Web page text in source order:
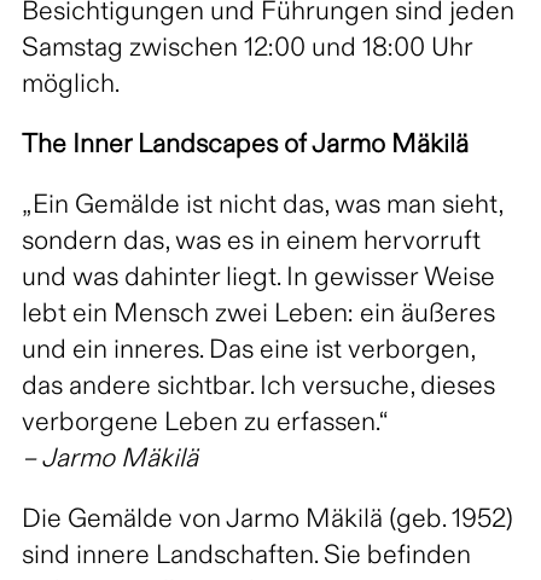
Besichtigungen und Führungen sind jeden
Samstag zwischen 12:00 und 18:00 Uhr
möglich.
The Inner Landscapes of Jarmo Mäkilä
„Ein Gemälde ist nicht das, was man sieht,
sondern das, was es in einem hervorruft
und was dahinter liegt. In gewisser Weise
lebt ein Mensch zwei Leben: ein äußeres
und ein inneres. Das eine ist verborgen,
das andere sichtbar. Ich versuche, dieses
verborgene Leben zu erfassen.“
– Jarmo Mäkilä
Die Gemälde von Jarmo Mäkilä (geb. 1952)
sind innere Landschaften. Sie befinden